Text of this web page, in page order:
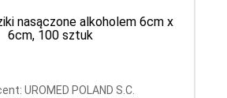
nasączone alkoholem 6cm x
6cm, 100 sztuk
UROMED POLAND S.C.